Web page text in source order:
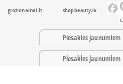
grozionamai.lt shopbeauty.lv
Piesakies jaunumiem
Piesakies jaunumiem